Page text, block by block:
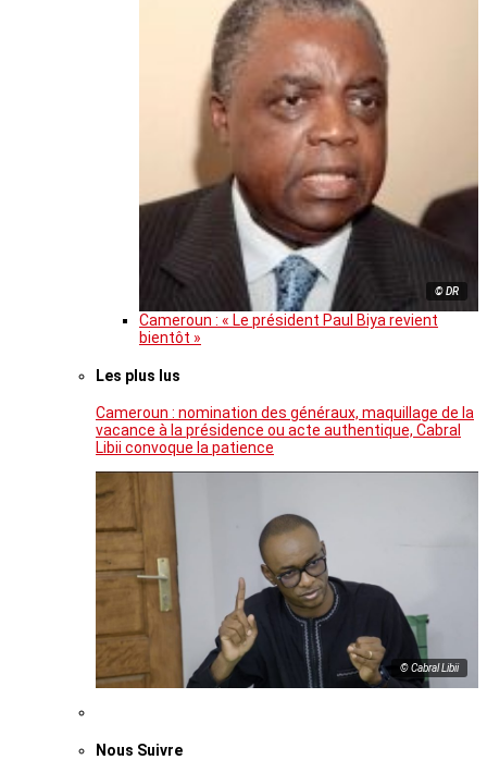
© DR
Cameroun : « Le président Paul Biya revient
bientôt »
Les plus lus
Cameroun : nomination des généraux, maquillage de la
vacance à la présidence ou acte authentique, Cabral
Libii convoque la patience
© Cabral Libii
Nous Suivre